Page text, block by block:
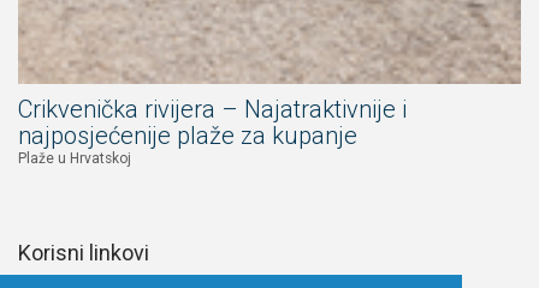
Crikvenička rivijera – Najatraktivnije i
najposjećenije plaže za kupanje
Plaže u Hrvatskoj
Korisni linkovi